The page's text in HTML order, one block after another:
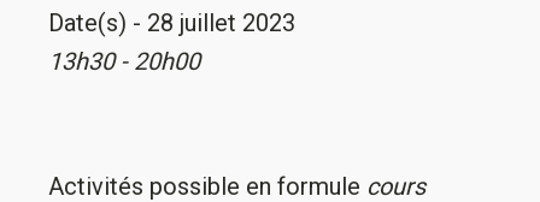
Date(s) - 28 juillet 2023
13h30 - 20h00
Activités possible en formule cours